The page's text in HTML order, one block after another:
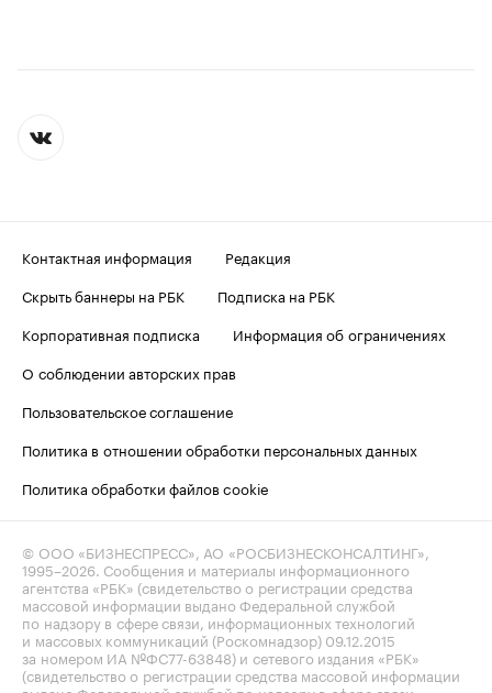
Контактная информация
Редакция
Скрыть баннеры на РБК
Подписка на РБК
Корпоративная подписка
Информация об ограничениях
О соблюдении авторских прав
Пользовательское соглашение
Политика в отношении обработки персональных данных
Политика обработки файлов cookie
© ООО «БИЗНЕСПРЕСС», АО «РОСБИЗНЕСКОНСАЛТИНГ»,
1995–2026 . Сообщения и материалы информационного
агентства «РБК» (свидетельство о регистрации средства
массовой информации выдано Федеральной службой
по надзору в сфере связи, информационных технологий
и массовых коммуникаций (Роскомнадзор) 09.12.2015
за номером ИА №ФС77-63848) и сетевого издания «РБК»
(свидетельство о регистрации средства массовой информации